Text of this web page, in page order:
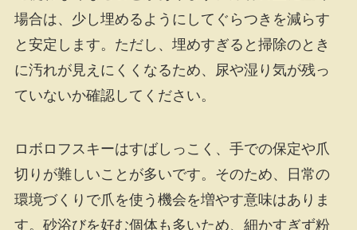
場合は、少し埋めるようにしてぐらつきを減らす
と安定します。ただし、埋めすぎると掃除のとき
に汚れが見えにくくなるため、尿や湿り気が残っ
ていないか確認してください。
ロボロフスキーはすばしっこく、手での保定や爪
切りが難しいことが多いです。そのため、日常の
環境づくりで爪を使う機会を増やす意味はありま
す。砂浴びを好む個体も多いため、細かすぎず粉